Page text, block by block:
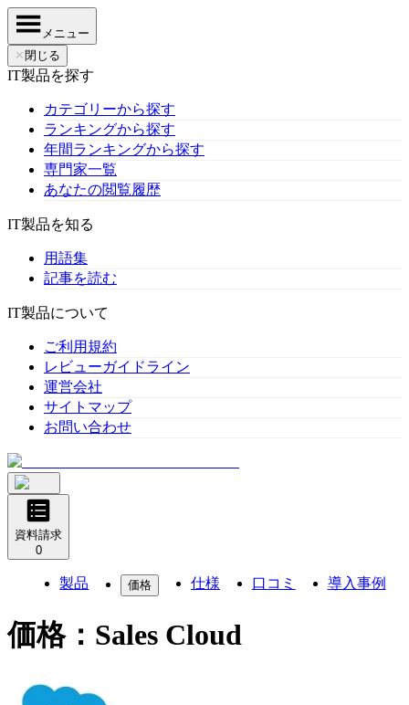
メニュー
✕ 閉じる
IT製品を探す
カテゴリーから探す
ランキングから探す
年間ランキングから探す
専門家一覧
あなたの閲覧履歴
IT製品を知る
用語集
記事を読む
IT製品について
ご利用規約
レビューガイドライン
運営会社
サイトマップ
お問い合わせ
資料請求
0
製品 価格 仕様 口コミ 導入事例
価格： Sales Cloud